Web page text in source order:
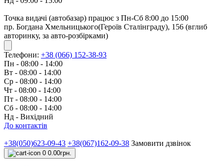
Точка видачі (автобазар) працює з Пн-Сб 8:00 до 15:00
пр. Богдана Хмельницького(Героїв Сталінграду), 156 (вглиб
авторинку, за авто-розбірками)
Телефони: +38 (066) 152-38-93
Пн - 08:00 - 14:00
Вт - 08:00 - 14:00
Ср - 08:00 - 14:00
Чт - 08:00 - 14:00
Пт - 08:00 - 14:00
Сб - 08:00 - 14:00
Нд - Вихідний
До контактів
+38(050)623-09-43 +38(067)162-09-38 Замовити дзвінок
0 0.00грн.